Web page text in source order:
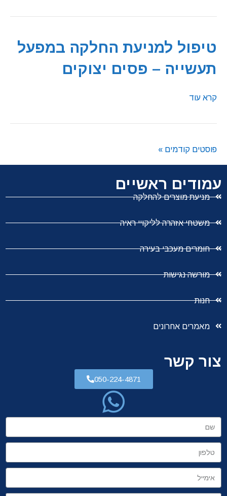
טיפול למניעת החלקה במפעל
תעשייה – פסים יצוקים
קרא עוד
פוסטים קודמים »
עמודים ראשיים
מניעת מוצרים להחלקה
משטחי אזהרה לליקויי ראיה
חומרים מעכבי בעירה
מורשה נגישות
חנות
מאמרים אחרונים
צור קשר
050-224-4871